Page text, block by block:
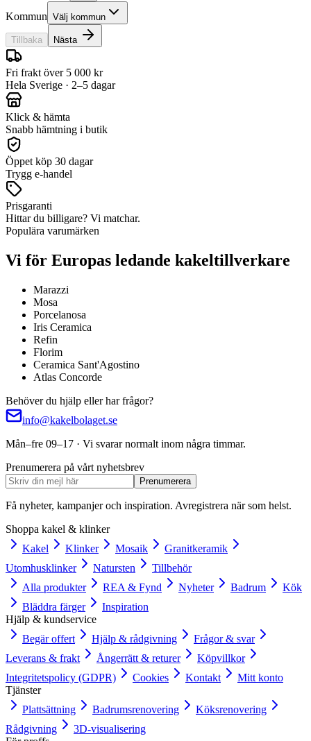
Kommun Välj kommun
Tillbaka Nästa
Fri frakt över 5 000 kr
Hela Sverige · 2–5 dagar
Klick & hämta
Snabb hämtning i butik
Öppet köp 30 dagar
Trygg e-handel
Prisgaranti
Hittar du billigare? Vi matchar.
Populära varumärken
Vi för Europas ledande kakeltillverkare
Marazzi
Mosa
Porcelanosa
Iris Ceramica
Refin
Florim
Ceramica Sant'Agostino
Atlas Concorde
Behöver du hjälp eller har frågor?
info@kakelbolaget.se
Mån–fre 09–17 · Vi svarar normalt inom några timmar.
Prenumerera på vårt nyhetsbrev
Prenumerera
Få nyheter, kampanjer och inspiration. Avregistrera när som helst.
Shoppa kakel & klinker
Kakel
Klinker Mosaik
Granitkeramik
Utomhusklinker
Natursten
Tillbehör
Alla produkter
REA & Fynd Nyheter Badrum
Kök
Bläddra färger
Inspiration
Hjälp & kundservice
Begär offert
Hjälp & rådgivning
Frågor & svar
Leverans & frakt
Ångerrätt & returer
Köpvillkor
Integritetspolicy (GDPR)
Cookies Kontakt
Mitt konto
Tjänster
Plattsättning
Badrumsrenovering
Köksrenovering
Rådgivning
3D-visualisering